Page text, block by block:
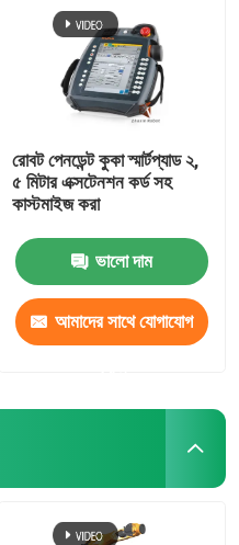
রোবট পেনডেন্ট কুকা স্মার্টপ্যাড ২,
৫ মিটার এক্সটেনশন কর্ড সহ
কাস্টমাইজ করা
ভালো দাম
আমাদের সাথে যোগাযোগ